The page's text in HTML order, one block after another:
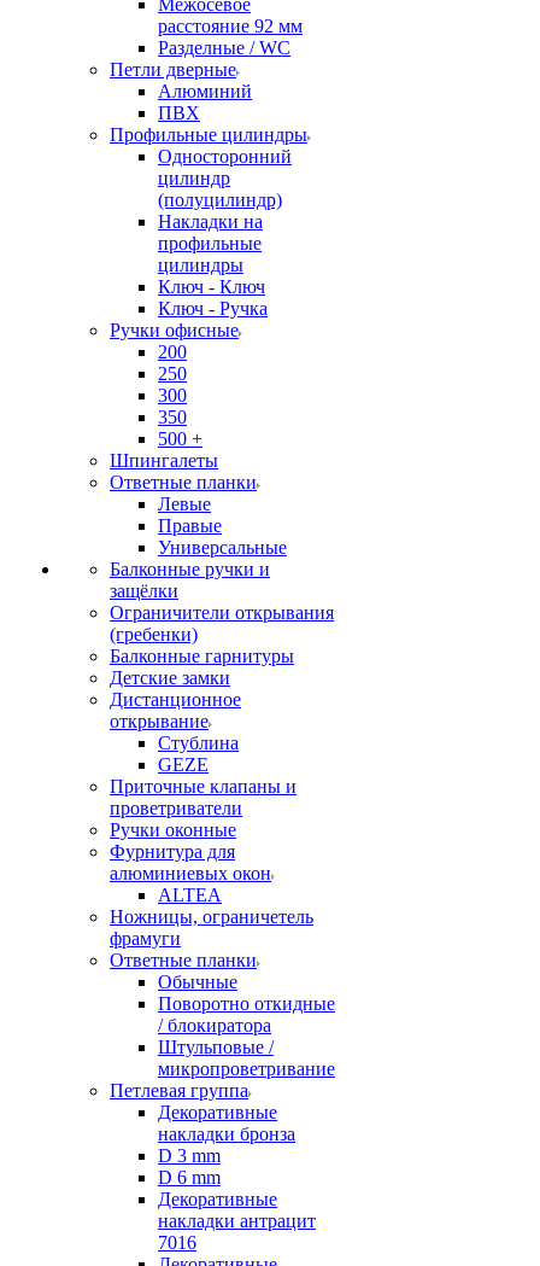
Межосевое
расстояние 92 мм
Разделные / WC
Петли дверные
Алюминий
ПВХ
Профильные цилиндры
Односторонний
цилиндр
(полуцилиндр)
Накладки на
профильные
цилиндры
Ключ - Ключ
Ключ - Ручка
Ручки офисные
200
250
300
350
500 +
Шпингалеты
Ответные планки
Левые
Правые
Универсальные
Балконные ручки и
защёлки
Ограничители открывания
(гребенки)
Балконные гарнитуры
Детские замки
Дистанционное
открывание
Стублина
GEZE
Приточные клапаны и
проветриватели
Ручки оконные
Фурнитура для
алюминиевых окон
ALTEA
Ножницы, ограничетель
фрамуги
Ответные планки
Обычные
Поворотно откидные
/ блокиратора
Штульповые /
микропроветривание
Петлевая группа
Декоративные
накладки бронза
D 3 mm
D 6 mm
Декоративные
накладки антрацит
7016